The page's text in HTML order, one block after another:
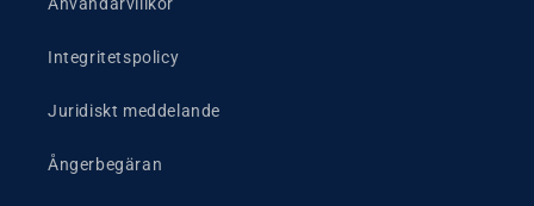
Integritetspolicy
Juridiskt meddelande
Ångerbegäran